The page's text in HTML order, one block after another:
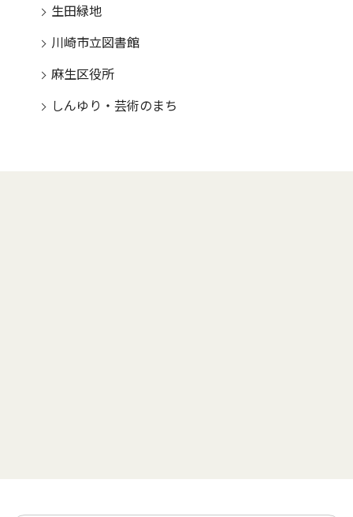
生田緑地
川崎市立図書館
麻生区役所
しんゆり・芸術のまち